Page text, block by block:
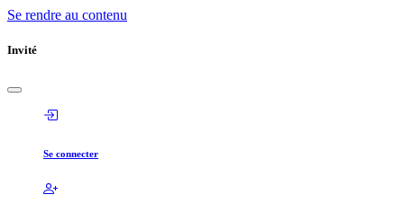
Se rendre au contenu
Invité
Se connecter